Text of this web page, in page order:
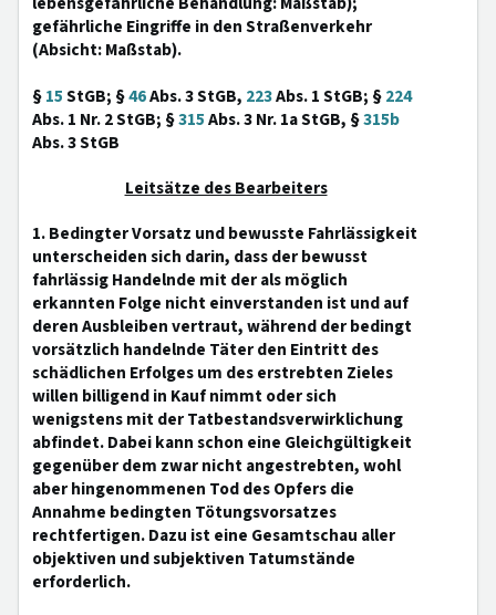
gefährliche Eingriffe in den Straßenverkehr
(Absicht: Maßstab).
§15StGB; §46Abs. 3 StGB, 223Abs. 1 StGB; §224
Abs. 1 Nr. 2 StGB; §315Abs. 3 Nr. 1a StGB, §315b
Abs. 3 StGB
Leitsätze des Bearbeiters
1. Bedingter Vorsatz und bewusste Fahrlässigkeit
unterscheiden sich darin, dass der bewusst
fahrlässig Handelnde mit der als möglich
erkannten Folge nicht einverstanden ist und auf
deren Ausbleiben vertraut, während der bedingt
vorsätzlich handelnde Täter den Eintritt des
schädlichen Erfolges um des erstrebten Zieles
willen billigend in Kauf nimmt oder sich
wenigstens mit der Tatbestandsverwirklichung
abfindet. Dabei kann schon eine Gleichgültigkeit
gegenüber dem zwar nicht angestrebten, wohl
aber hingenommenen Tod des Opfers die
Annahme bedingten Tötungsvorsatzes
rechtfertigen. Dazu ist eine Gesamtschau aller
objektiven und subjektiven Tatumstände
erforderlich.